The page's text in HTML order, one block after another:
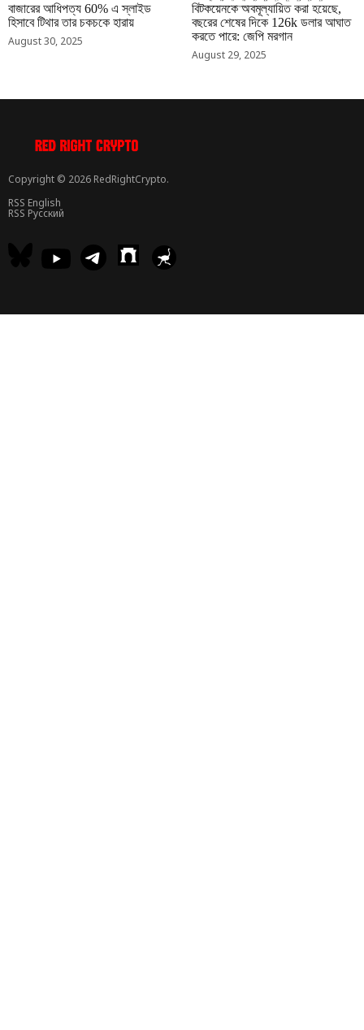
বাজারের আধিপত্য 60% এ স্লাইড
হিসাবে টিথার তার চকচকে হারায়
August 30, 2025
বিটকয়েনকে অবমূল্যায়িত করা হয়েছে,
বছরের শেষের দিকে 126k ডলার আঘাত
করতে পারে: জেপি মরগান
August 29, 2025
Copyright © 2026 RedRightCrypto.
RSS English
RSS Русский